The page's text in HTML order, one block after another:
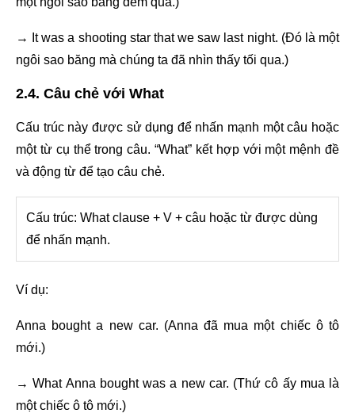
→ It was a shooting star that we saw last night. (Đó là một
ngôi sao băng mà chúng ta đã nhìn thấy tối qua.)
2.4. Câu chẻ với What
Cấu trúc này được sử dụng để nhấn mạnh một câu hoặc
một từ cụ thể trong câu. “What” kết hợp với một mệnh đề
và động từ để tạo câu chẻ.
Cấu trúc: What clause + V + câu hoặc từ được dùng
để nhấn mạnh.
Ví dụ:
Anna bought a new car. (Anna đã mua một chiếc ô tô
mới.)
→ What Anna bought was a new car. (Thứ cô ấy mua là
một chiếc ô tô mới.)